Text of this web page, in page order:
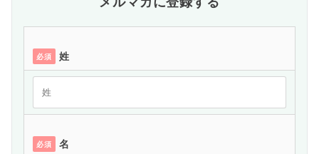
必須 姓
必須 名